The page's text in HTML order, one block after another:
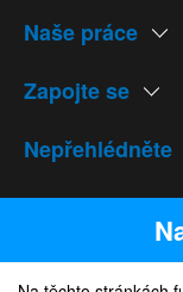
Naše práce
Zapojte se
Nepřehlédněte
Naše weby